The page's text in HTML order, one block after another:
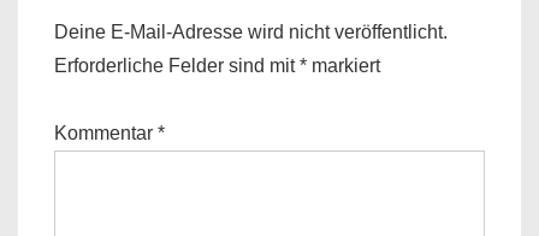
Deine E-Mail-Adresse wird nicht veröffentlicht.
Erforderliche Felder sind mit* markiert
Kommentar *